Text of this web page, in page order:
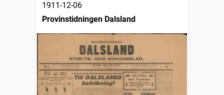
1911-12-06
Provinstidningen Dalsland